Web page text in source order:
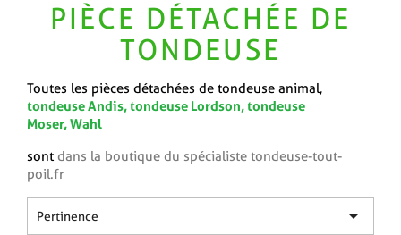
PIÈCE DÉTACHÉE DE
TONDEUSE
Toutes les pièces détachées de tondeuse animal,
tondeuse Andis,tondeuse Lordson,tondeuse
Moser,Wahl
sont dans la boutique du spécialiste tondeuse-tout-
poil.fr
Pertinence 